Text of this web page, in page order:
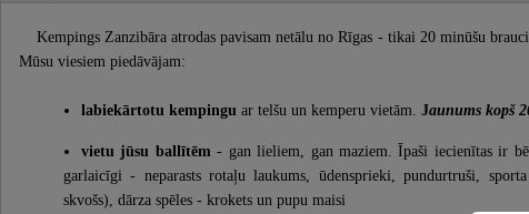
Kempings Zanzibāra atrodas pavisam netālu no Rīgas - tikai 20 minūšu
Mūsu viesiem piedāvājam:
labiekārtotu kempingu ar telšu un kemperu vietām. Jaunums kopš
vietu jūsu ballītēm - gan lieliem, gan maziem. Īpaši iecienītas ir
garlaicīgi - neparasts rotaļu laukums, ūdensprieki, pundurtruši,
skvošs), dārza spēles - krokets un pupu maisi